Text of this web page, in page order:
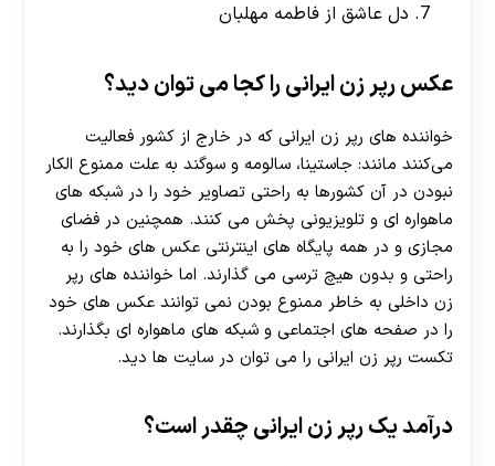
دل عاشق از فاطمه مهلبان
عکس رپر زن ایرانی را کجا می توان دید؟
خواننده های رپر زن ایرانی که در خارج از کشور فعالیت
می‌کنند مانند: جاستینا، سالومه و سوگند به علت ممنوع الکار
نبودن در آن کشورها به راحتی تصاویر خود را در شبکه‌ های
ماهواره‌ ای و تلویزیونی پخش می کنند. همچنین در فضای
مجازی و در همه پایگاه‌ های اینترنتی عکس های خود را به
راحتی و بدون هیچ ترسی می‌ گذارند. اما خواننده های رپر
زن داخلی به خاطر ممنوع بودن نمی توانند عکس های خود
را در صفحه های اجتماعی و شبکه های ماهواره ای بگذارند.
تکست رپر زن ایرانی را می توان در سایت ها دید.
درآمد یک رپر زن ایرانی چقدر است؟